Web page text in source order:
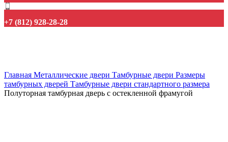
+7 (812) 928-28-28
Главная Металлические двери Тамбурные двери Размеры
тамбурных дверей Тамбурные двери стандартного размера
Полуторная тамбурная дверь с остекленной фрамугой